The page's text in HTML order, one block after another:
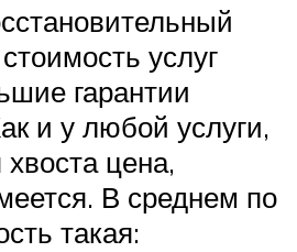
услуг
гарантии
и у любой услуги,
цена,
В среднем по
такая: